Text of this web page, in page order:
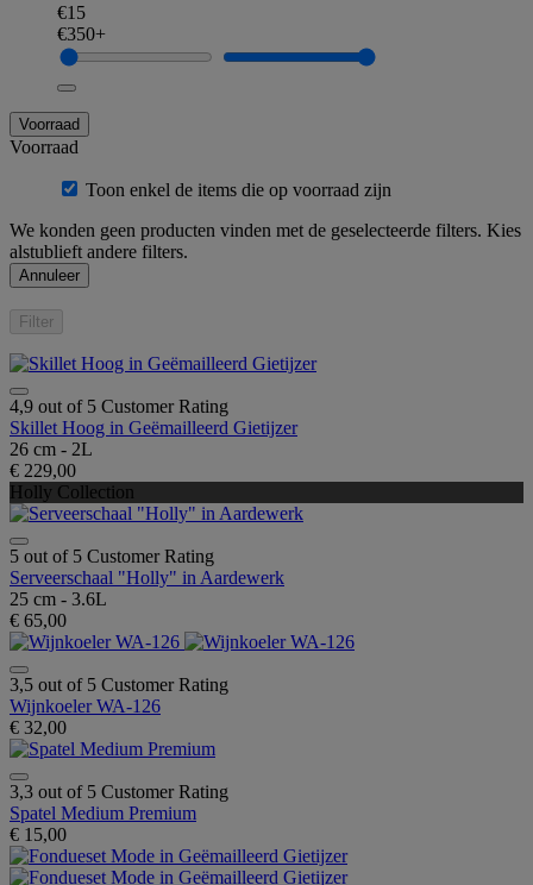
€15
€350+
Voorraad
Voorraad
Toon enkel de items die op voorraad zijn
We konden geen producten vinden met de geselecteerde filters. Kies
alstublieft andere filters.
Annuleer
Filter
4,9 out of 5 Customer Rating
Skillet Hoog in Geëmailleerd Gietijzer
26 cm - 2L
€ 229,00
Holly Collection
5 out of 5 Customer Rating
Serveerschaal "Holly" in Aardewerk
25 cm - 3.6L
€ 65,00
3,5 out of 5 Customer Rating
Wijnkoeler WA-126
€ 32,00
3,3 out of 5 Customer Rating
Spatel Medium Premium
€ 15,00